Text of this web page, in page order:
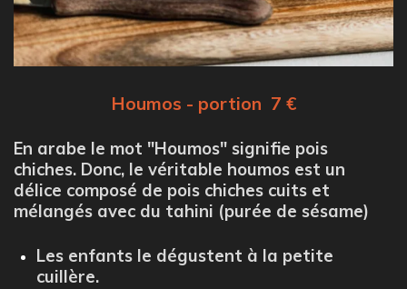
Houmos - portion 7 €
En arabe le mot "Houmos" signifie pois
chiches. Donc, le véritable houmos est un
délice composé de pois chiches cuits et
mélangés avec du tahini (purée de sésame)
Les enfants le dégustent à la petite
cuillère.